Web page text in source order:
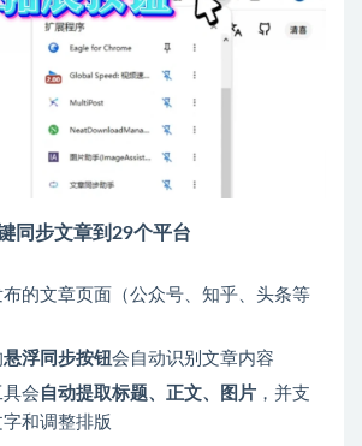
同步文章到29个平台
的文章页面（公众号、知乎、头条等
悬浮同步按钮会自动识别文章内容
具会 自动提取标题、正文、图片 ，并支
和调整排版